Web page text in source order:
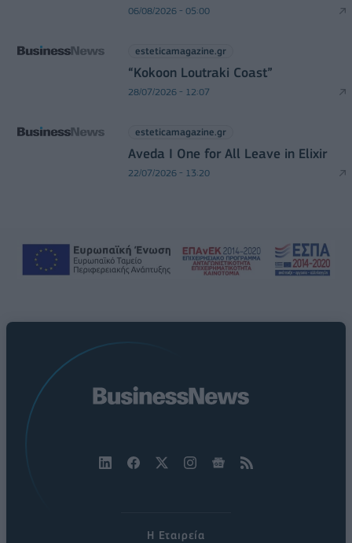
06/08/2026 - 05:00
esteticamagazine.gr
“Kokoon Loutraki Coast”
28/07/2026 - 12:07
esteticamagazine.gr
Aveda I One for All Leave in Elixir
22/07/2026 - 13:20
Η Εταιρεία